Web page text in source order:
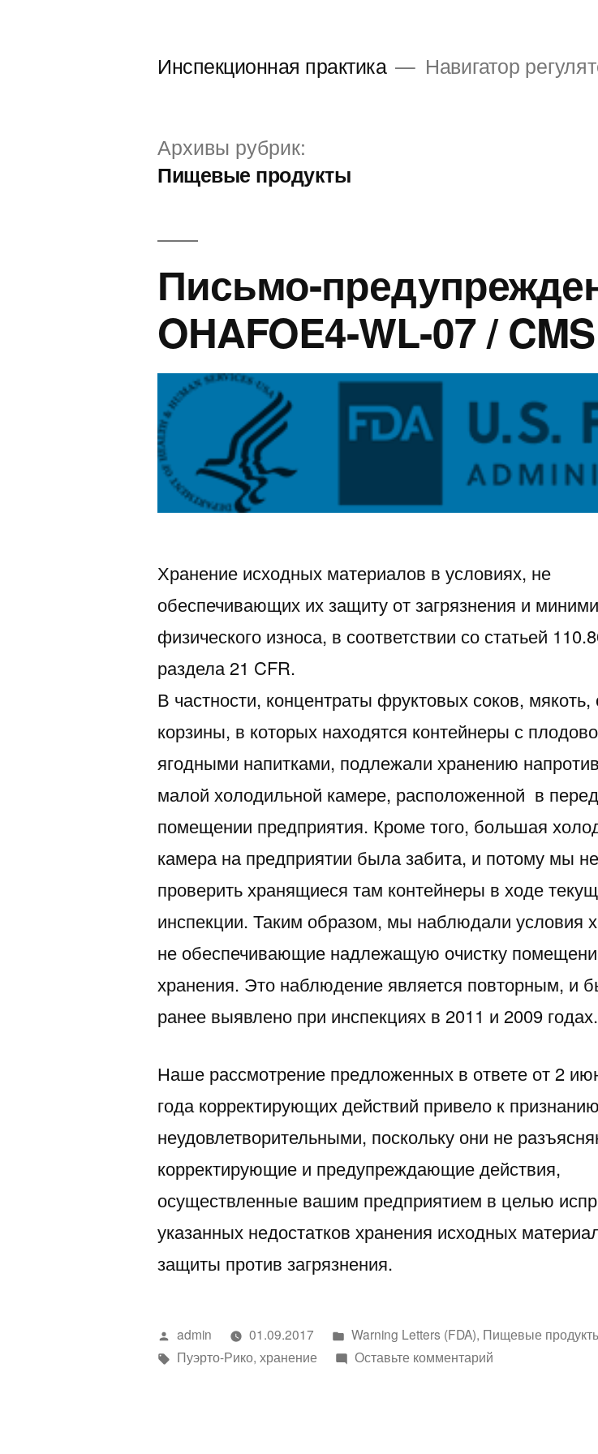
Инспекционная практика Навигатор
Архивы рубрик:
Пищевые продукты
Письмо-
OHAFOE4-WL-07 /
Хранение исходных материалов в условиях, не
обеспечивающих их защиту от загрязнения и
физического износа, в соответствии со статьей
раздела 21 CFR.
В частности, концентраты фруктовых соков, мякоть,
корзины, в которых находятся контейнеры с
ягодными напитками, подлежали хранению
малой холодильной камере, расположенной в
помещении предприятия. Кроме того, большая
камера на предприятии была забита, и потому мы
проверить хранящиеся там контейнеры в ходе
инспекции. Таким образом, мы наблюдали условия
не обеспечивающие надлежащую очистку
хранения. Это наблюдение является повторным, и
ранее выявлено при инспекциях в 2011 и 2009 годах.
Наше рассмотрение предложенных в ответе от 2
года корректирующих действий привело к
неудовлетворительными, поскольку они не
корректирующие и предупреждающие действия,
осуществленные вашим предприятием в целью
указанных недостатков хранения исходных
защиты против загрязнения.
Написано
автором
admin 01.09.2017
Написано
в
Warning Letters (FDA), Пищевые
Метки:
Пуэрто-Рико,хранение Оставьте комментарий